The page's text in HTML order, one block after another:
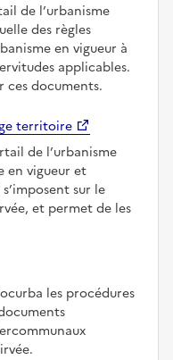
de l’urbanisme
des règles
en vigueur à
applicables.
ces documents.
territoire
de l’urbanisme
en vigueur et
sur le
et permet de les
les procédures